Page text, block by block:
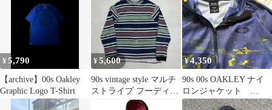
¥5,790
【archive】00s Oakley
Graphic Logo T-Shirt
¥5,600
90s vintage style マルチ
ストライプ フーディー
カットソー
¥4,350
90s 00s OAKLEY ナイ
ロンジャケット
archive swag 短丈